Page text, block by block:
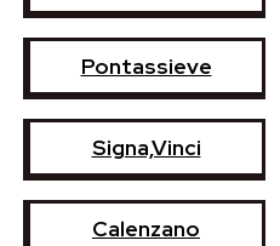
Pontassieve
Signa,Vinci
Calenzano